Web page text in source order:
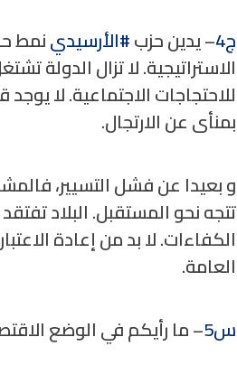
ج4– يدين حزب#الأرسيدينمط
الاستراتيجية. لا تزال الدولة
للاحتجاجات الاجتماعية. لا
بمنأى عن الارتجال.
و بعيدا عن فشل التسيير،
تتجه نحو المستقبل. البلاد
الكفاءات. لا بد من إعادة
العامة.
س5– ما رأيكم في الوضع